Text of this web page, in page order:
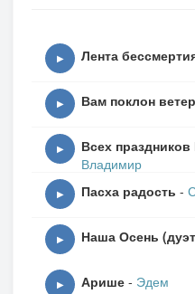
Отсюда строгий
Всё это заставляет
Вам кажется что без
Поверьте - в
И по волнам за
▶ Лента
▶ Вам поклон
▶ Всех
Владимир
▶ Пасха радость -
▶ Наша Осень
▶ Арише - Эдем